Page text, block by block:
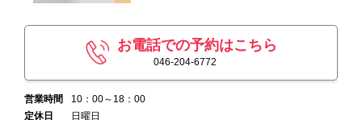
お電話での予約はこちら
046-204-6772
営業時間
10：00～18：00
定休日
日曜日